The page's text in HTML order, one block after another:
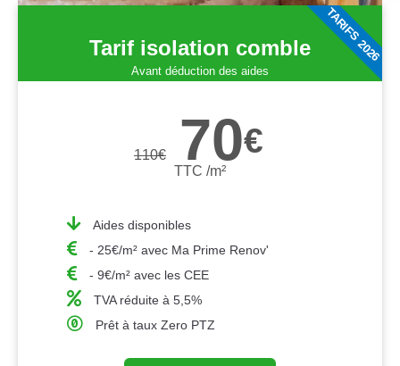
Tarif isolation comble
Avant déduction des aides
110€ 70€
TTC /m²
Aides disponibles
- 25€/m² avec Ma Prime Renov'
- 9€/m² avec les CEE
TVA réduite à 5,5%
Prêt à taux Zero PTZ
TARIFS 2026